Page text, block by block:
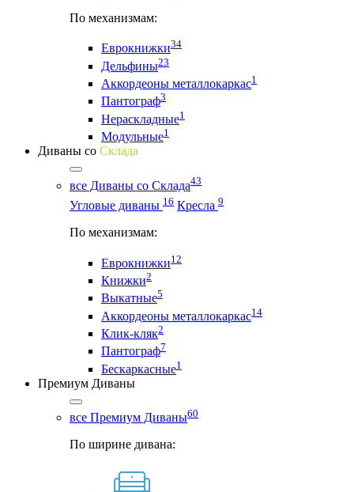
По механизмам:
Еврокнижки34
Дельфины23
Аккордеоны металлокаркас1
Пантограф3
Нераскладные1
Модульные1
Диваны со Склада
все Диваны со Склада43
Угловые диваны 16 Кресла 9
По механизмам:
Еврокнижки12
Книжки2
Выкатные5
Аккордеоны металлокаркас14
Клик-кляк2
Пантограф7
Бескаркасные1
Премиум Диваны
все Премиум Диваны60
По ширине дивана: